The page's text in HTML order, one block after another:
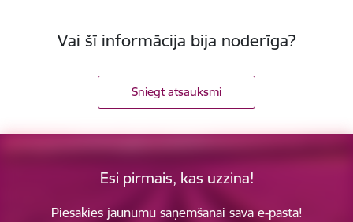
Vai šī informācija bija noderīga?
Sniegt atsauksmi
Esi pirmais, kas uzzina!
Piesakies jaunumu saņemšanai savā e-pastā!